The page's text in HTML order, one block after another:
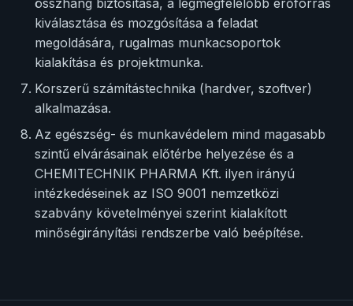
kiválasztása és mozgósítása a feladat
megoldására, rugalmas munkacsoportok
kialakítása és projektmunka.
Korszerű számítástechnika (hardver, szoftver)
alkalmazása.
Az egészség- és munkavédelem mind magasabb
szintű elvárásainak előtérbe helyezése és a
CHEMITECHNIK PHARMA Kft. ilyen irányú
intézkedéseinek az ISO 9001 nemzetközi
szabvány követelményei szerint kialakított
minőségirányítási rendszerbe való beépítése.